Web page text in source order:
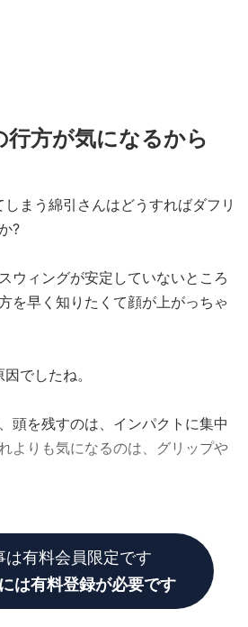
行方が気になるから
まう綿引さんはどうすればダフリ
?
ウィングが安定していないところ
を早く知りたくて顔が上がっちゃ
でしたね。
頭を残すのは、インパクトに集中
よりも気になるのは、グリップや
は有料会員限定です
は有料登録が必要です